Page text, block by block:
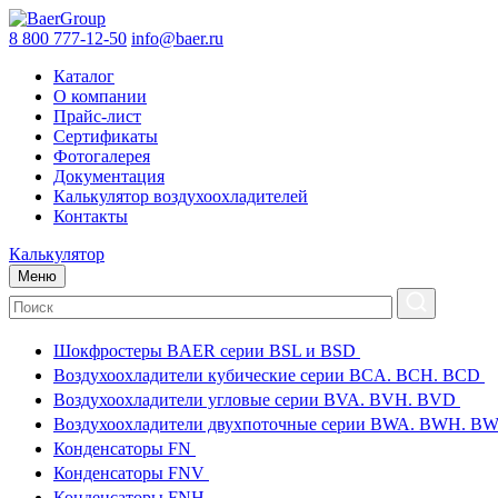
8 800 777-12-50 info@baer.ru
Каталог
О компании
Прайс-лист
Сертификаты
Фотогалерея
Документация
Калькулятор воздухоохладителей
Контакты
Калькулятор
Меню
Шокфростеры BAER серии BSL и BSD
Воздухоохладители кубические серии BCA. BCH. BCD
Воздухоохладители угловые серии BVA. BVH. BVD
Воздухоохладители двухпоточные серии BWA. BWH.
Конденсаторы FN
Конденсаторы FNV